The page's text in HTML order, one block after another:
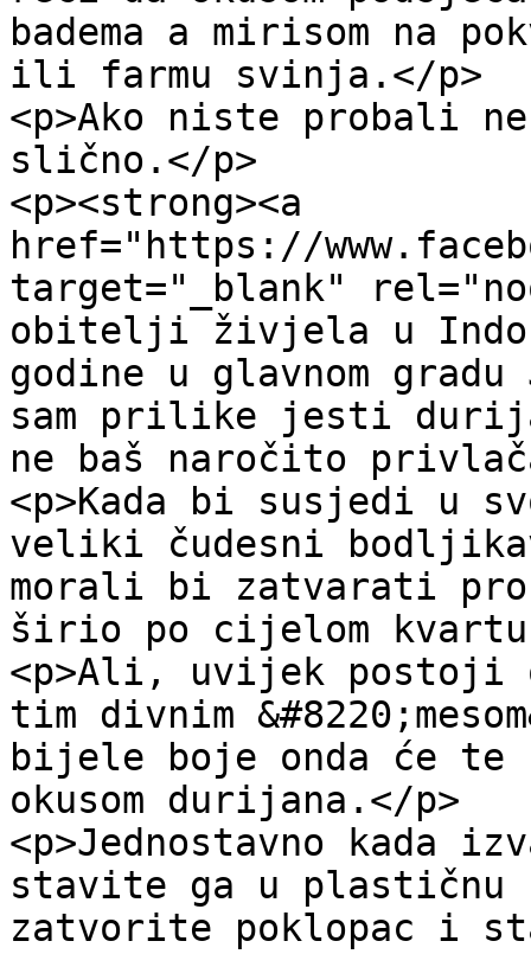
badema a mirisom na
ili farmu svinja.</p>
<p>Ako niste probali
slično.</p>
<p><strong><a
href="https://
target="_blank"
obitelji živjela u
godine u glavnom
sam prilike jesti
ne baš naročito
<p>Kada bi susjedi u
veliki čudesni
morali bi zatvarati
širio po cijelom
<p>Ali, uvijek postoji
tim divnim
bijele boje onda će te
okusom durijana.</p>
<p>Jednostavno kada
stavite ga u
zatvorite poklopac i